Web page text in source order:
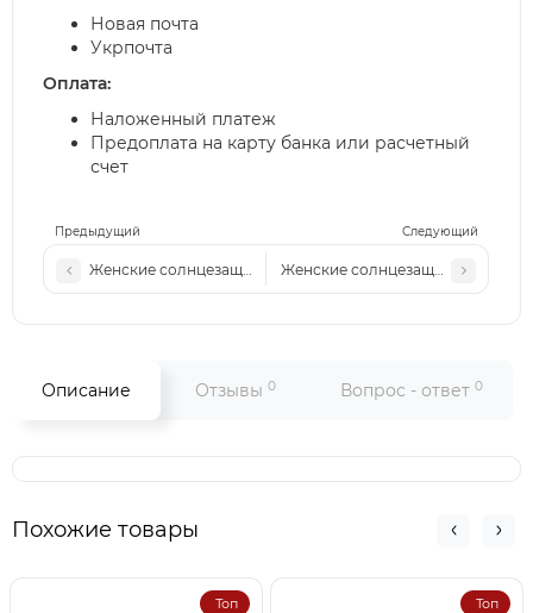
Предыдущий Следующий
Женские солнцезащитные очки Ch 204 c1Женские солнцезащитные очки
Новая почта
Укрпочта
Оплата:
Наложенный платеж
Предоплата на карту банка или расчетный
счет
Описание Отзывы 0 Вопрос - ответ 0
Похожие товары
Топ Топ